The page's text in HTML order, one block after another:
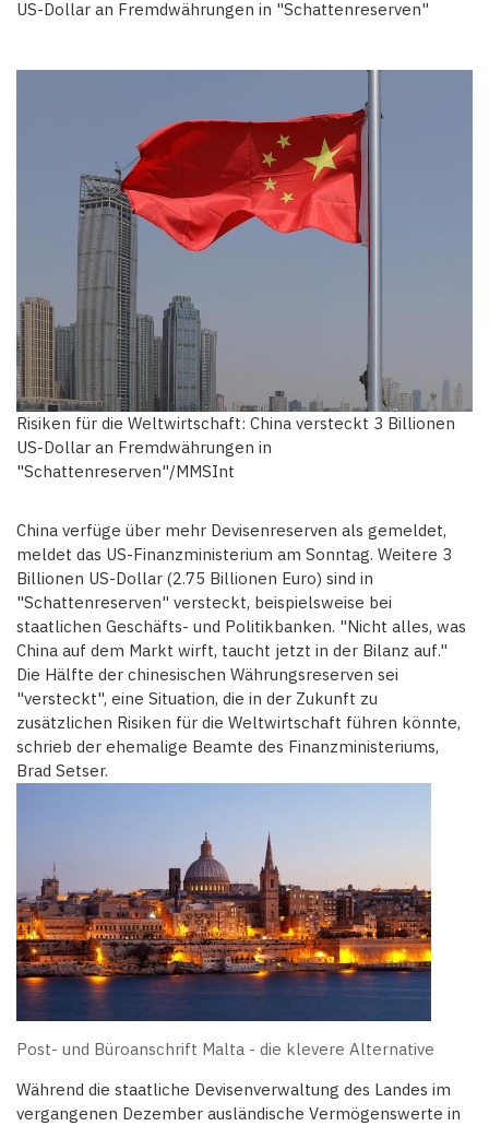
US-Dollar an Fremdwährungen in "Schattenreserven"
Risiken für die Weltwirtschaft: China versteckt 3 Billionen
US-Dollar an Fremdwährungen in
"Schattenreserven"/MMSInt
China verfüge über mehr Devisenreserven als gemeldet,
meldet das US-Finanzministerium am Sonntag. Weitere 3
Billionen US-Dollar (2.75 Billionen Euro) sind in
"Schattenreserven" versteckt, beispielsweise bei
staatlichen Geschäfts- und Politikbanken. "Nicht alles, was
China auf dem Markt wirft, taucht jetzt in der Bilanz auf."
Die Hälfte der chinesischen Währungsreserven sei
"versteckt", eine Situation, die in der Zukunft zu
zusätzlichen Risiken für die Weltwirtschaft führen könnte,
schrieb der ehemalige Beamte des Finanzministeriums,
Brad Setser.
Post- und Büroanschrift Malta - die klevere Alternative
Während die staatliche Devisenverwaltung des Landes im
vergangenen Dezember ausländische Vermögenswerte in